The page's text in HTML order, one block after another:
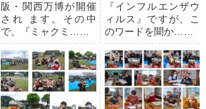
阪・関西万博が開催
され ます。その中
で、『ミャクミ……
『インフルエンザウ
ィルス』ですが、こ
のワードを聞か……